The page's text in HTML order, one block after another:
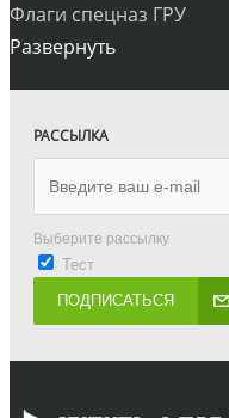
Флаги спецназ ГРУ
Развернуть
РАССЫЛКА
Выберите рассылку
Тест
ПОДПИСАТЬСЯ